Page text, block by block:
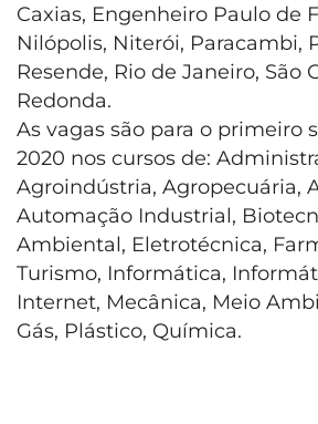
Caxias, Engenheiro Paulo de
Nilópolis, Niterói, Paracambi,
Resende, Rio de Janeiro, São
Redonda.
As vagas são para o primeiro
2020 nos cursos de:
Agroindústria, Agropecuária,
Automação Industrial,
Ambiental, Eletrotécnica,
Turismo, Informática,
Internet, Mecânica, Meio
Gás, Plástico, Química.